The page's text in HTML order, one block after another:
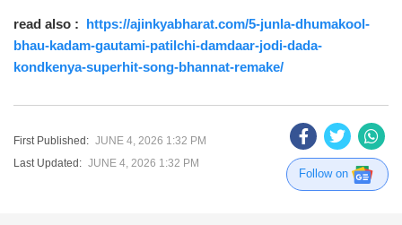
read also : https://ajinkyabharat.com/5-junla-dhumakool-
bhau-kadam-gautami-patilchi-damdaar-jodi-dada-
kondkenya-superhit-song-bhannat-remake/
First Published: JUNE 4, 2026 1:32 PM
Last Updated: JUNE 4, 2026 1:32 PM
Follow on